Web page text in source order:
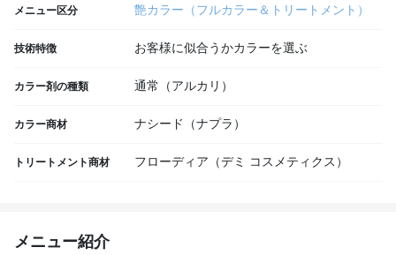
メニュー区分 艶カラー（フルカラー＆トリートメント）
技術特徴 お客様に似合うかカラーを選ぶ
カラー剤の種類 通常（アルカリ）
カラー商材 ナシード（ナプラ）
トリートメント商材 フローディア（デミ コスメティクス）
メニュー紹介